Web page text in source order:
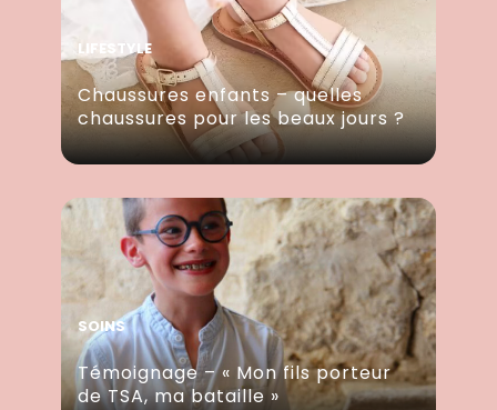
LIFESTYLE
Chaussures enfants – quelles
chaussures pour les beaux jours ?
SOINS
Témoignage – « Mon fils porteur
de TSA, ma bataille »